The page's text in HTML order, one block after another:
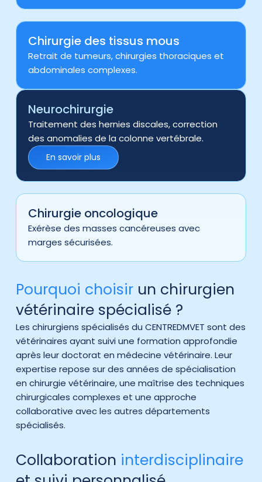
Chirurgie des tissus mous
Retrait de tumeurs, chirurgies thoraciques et
abdominales complexes.
Neurochirurgie
Traitement des hernies discales, correction
des anomalies de la colonne vertébrale.
En savoir plus
Chirurgie oncologique
Exérèse des masses cancéreuses avec
marges sécurisées.
Pourquoi choisirun chirurgien
vétérinaire spécialisé ?
Les chirurgiens spécialisés du CENTREDMVET sont des
vétérinaires ayant suivi une formation approfondie
après leur doctorat en médecine vétérinaire. Leur
expertise repose sur des années de spécialisation
en chirurgie vétérinaire, une maîtrise des techniques
chirurgicales complexes et une approche
collaborative avec les autres départements
spécialisés.
Collaboration interdisciplinaire